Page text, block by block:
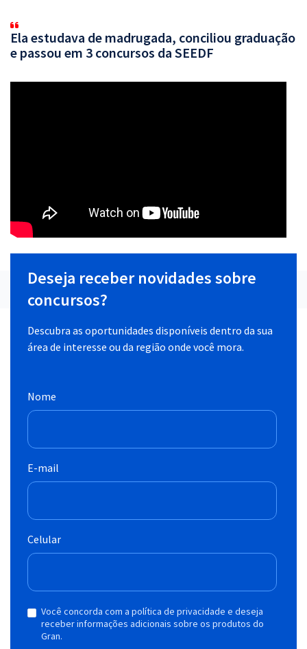
Ela estudava de madrugada, conciliou graduação
e passou em 3 concursos da SEEDF
Deseja receber novidades sobre
concursos?
Descubra as oportunidades disponíveis dentro da sua
área de interesse ou da região onde você mora.
Nome
E-mail
Celular
Você concorda com a política de privacidade e deseja
receber informações adicionais sobre os produtos do
Gran.